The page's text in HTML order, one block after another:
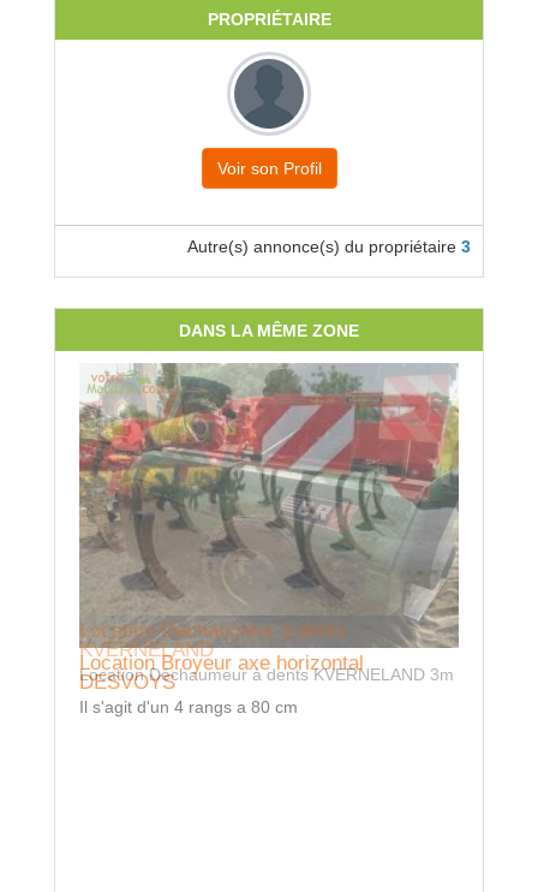
PROPRIÉTAIRE
Voir son Profil
Autre(s) annonce(s) du propriétaire 3
DANS LA MÊME ZONE
Location Déchaumeur à dents
KVERNELAND
Location Déchaumeur à dents KVERNELAND 3m
Location Broyeur axe horizontal
DESVOYS
Il s'agit d'un 4 rangs a 80 cm